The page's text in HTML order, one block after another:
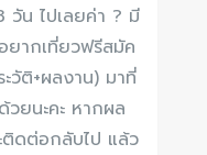
น ไปเลยค่า ? มี
ยากเที่ยวฟรีสมัค
วัติ+ผลงาน) มาที่
ยนะคะ หากผล
ติดต่อกลับไป แล้ว